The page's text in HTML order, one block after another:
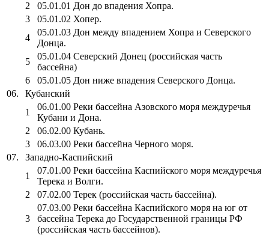
2
05.01.01 Дон до впадения Хопра.
3
05.01.02 Хопер.
4
05.01.03 Дон между впадением Хопра и Северского
Донца.
5
05.01.04 Северский Донец (российская часть
бассейна)
6
05.01.05 Дон ниже впадения Северского Донца.
06.
Кубанский
1
06.01.00 Реки бассейна Азовского моря междуречья
Кубани и Дона.
2
06.02.00 Кубань.
3
06.03.00 Реки бассейна Черного моря.
07.
Западно-Каспийский
1
07.01.00 Реки бассейна Каспийского моря междуречья
Терека и Волги.
2
07.02.00 Терек (российская часть бассейна).
3
07.03.00 Реки бассейна Каспийского моря на юг от
бассейна Терека до Государственной границы РФ
(российская часть бассейнов).